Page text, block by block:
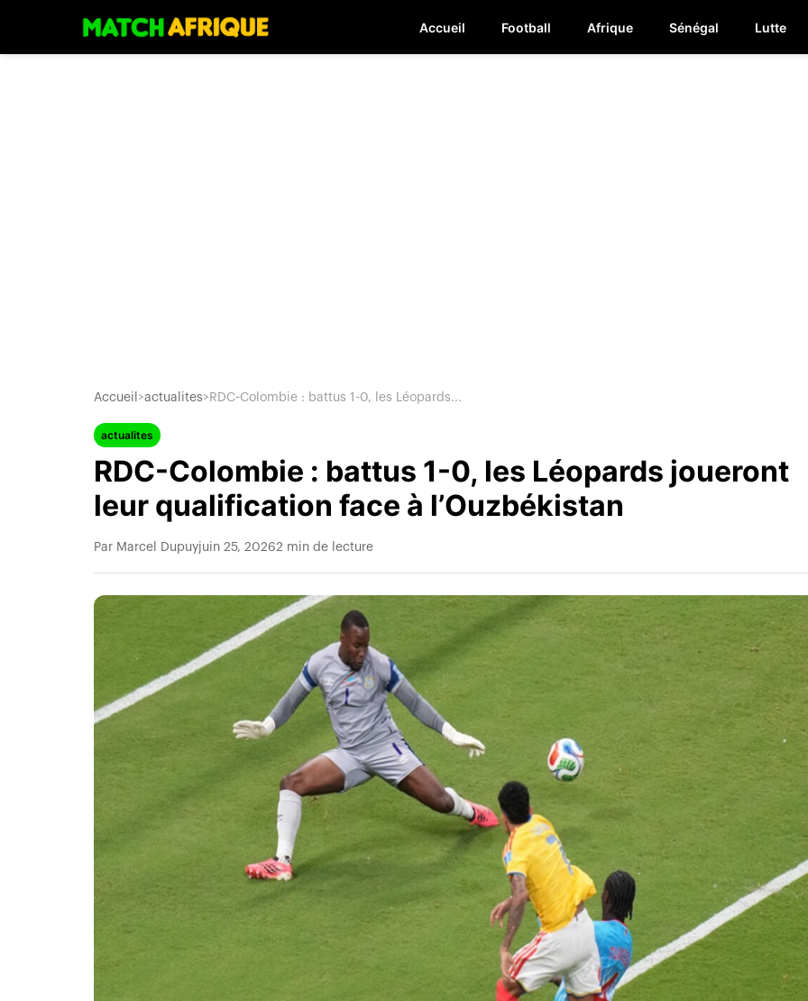
Accueil Football Afrique Sénégal Lutte
Accueil >actualites> RDC-Colombie : battus 1-0, les Léopards...
actualites
RDC-Colombie : battus 1-0, les Léopards joueront
leur qualification face à l’Ouzbékistan
Par Marcel Dupuyjuin 25, 20262 min de lecture